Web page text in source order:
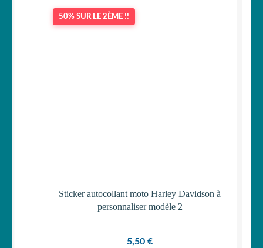
50% SUR LE 2ÈME !!
Sticker autocollant moto Harley Davidson à
personnaliser modèle 2
5,50 €